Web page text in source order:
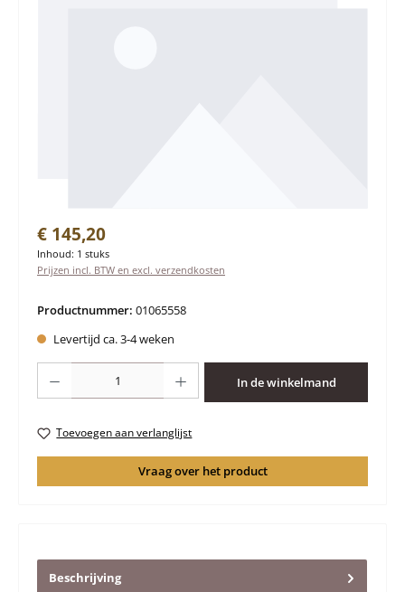
Normale prijs:
€ 145,20
Inhoud: 1 stuks
Prijzen incl. BTW en excl. verzendkosten
Productnummer: 01065558
Levertijd ca. 3-4 weken
Producthoeveelheid: Voer de gewenste hoeveelheid in of gebruik de
In de winkelmand
Toevoegen aan verlanglijst
Vraag over het product
Beschrijving